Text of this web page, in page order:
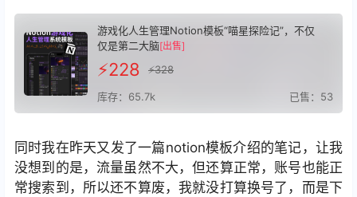
游戏化人生管理Notion模板“喵星探险记”，不仅
仅是第二大脑[出售]
⚡️228 ⚡️328
库存：65.7k 已售：53
同时我在昨天又发了一篇notion模板介绍的笔记，让我
没想到的是，流量虽然不大，但还算正常，账号也能正
常搜索到，所以还不算废，我就没打算换号了，而是下